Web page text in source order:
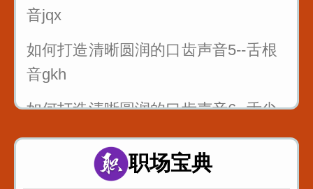
音jqx
如何打造清晰圆润的口齿声音5--舌根
音gkh
如何打造清晰圆润的口齿声音6--舌尖
前后音zcszhchshr
4_舌面音jqx_漆匠和锡匠
职场宝典